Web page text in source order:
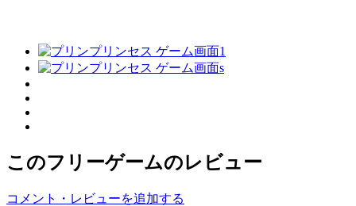
このフリーゲームのレビュー
コメント・レビューを追加する